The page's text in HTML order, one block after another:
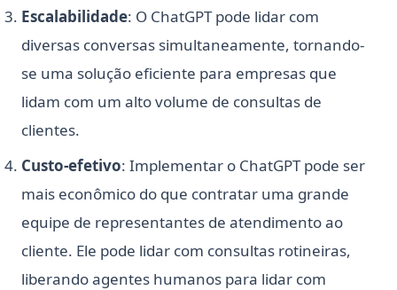
Escalabilidade: O ChatGPT pode lidar com
diversas conversas simultaneamente, tornando-
se uma solução eficiente para empresas que
lidam com um alto volume de consultas de
clientes.
Custo-efetivo: Implementar o ChatGPT pode ser
mais econômico do que contratar uma grande
equipe de representantes de atendimento ao
cliente. Ele pode lidar com consultas rotineiras,
liberando agentes humanos para lidar com